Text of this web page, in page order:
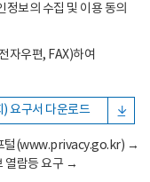
정보의 수집 및 이용 동의
자우편, FAX)하여
요구서 다운로드
털(www.privacy.go.kr) →
열람등 요구 →